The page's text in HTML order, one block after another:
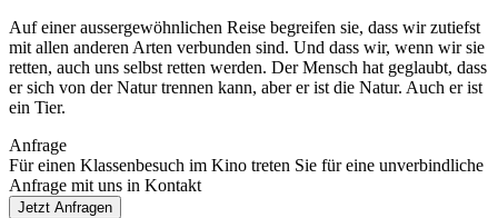
Auf einer aussergewöhnlichen Reise begreifen sie, dass wir zutiefst
mit allen anderen Arten verbunden sind. Und dass wir, wenn wir sie
retten, auch uns selbst retten werden. Der Mensch hat geglaubt, dass
er sich von der Natur trennen kann, aber er ist die Natur. Auch er ist
ein Tier.
Anfrage
Für einen Klassenbesuch im Kino treten Sie für eine unverbindliche
Anfrage mit uns in Kontakt
Jetzt Anfragen